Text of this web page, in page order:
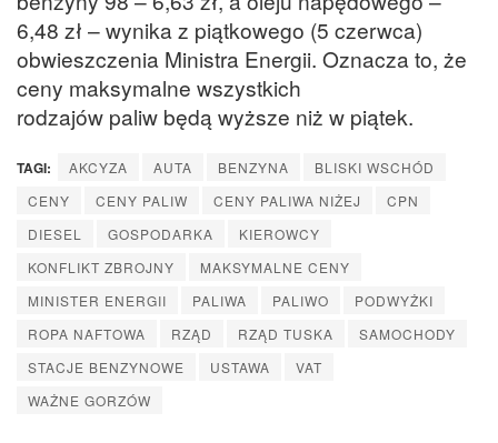
6,48 zł – wynika z piątkowego (5 czerwca)
obwieszczenia Ministra Energii. Oznacza to, że
ceny maksymalne wszystkich
rodzajów paliw będą wyższe niż w piątek.
TAGI: AKCYZA AUTA BENZYNA
BLISKI WSCHÓD
CENY
CENY PALIW CENY PALIWA NIŻEJ
CPN
DIESEL
GOSPODARKA
KIEROWCY
KONFLIKT ZBROJNY
MAKSYMALNE CENY
MINISTER ENERGII
PALIWA PALIWO
PODWYŻKI
ROPA NAFTOWA
RZĄD RZĄD TUSKA
SAMOCHODY
STACJE BENZYNOWE
USTAWA
VAT
WAŻNE GORZÓW